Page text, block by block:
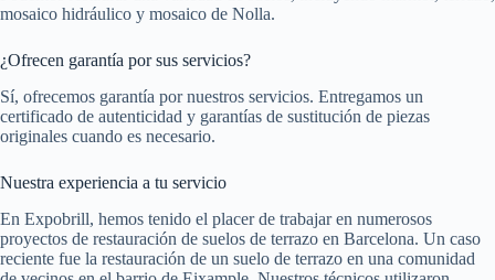
mosaico hidráulico y mosaico de Nolla.
¿Ofrecen garantía por sus servicios?
Sí, ofrecemos garantía por nuestros servicios. Entregamos un
certificado de autenticidad y garantías de sustitución de piezas
originales cuando es necesario.
Nuestra experiencia a tu servicio
En Expobrill, hemos tenido el placer de trabajar en numerosos
proyectos de restauración de suelos de terrazo en Barcelona. Un caso
reciente fue la restauración de un suelo de terrazo en una comunidad